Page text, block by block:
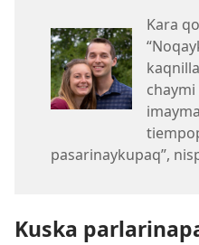
Kara
pasarinaykupaq”,
Kuska